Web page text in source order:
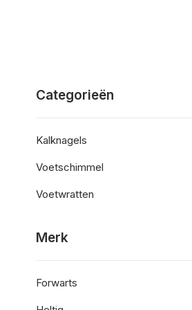
Categorieën
Kalknagels
Voetschimmel
Voetwratten
Merk
Forwarts